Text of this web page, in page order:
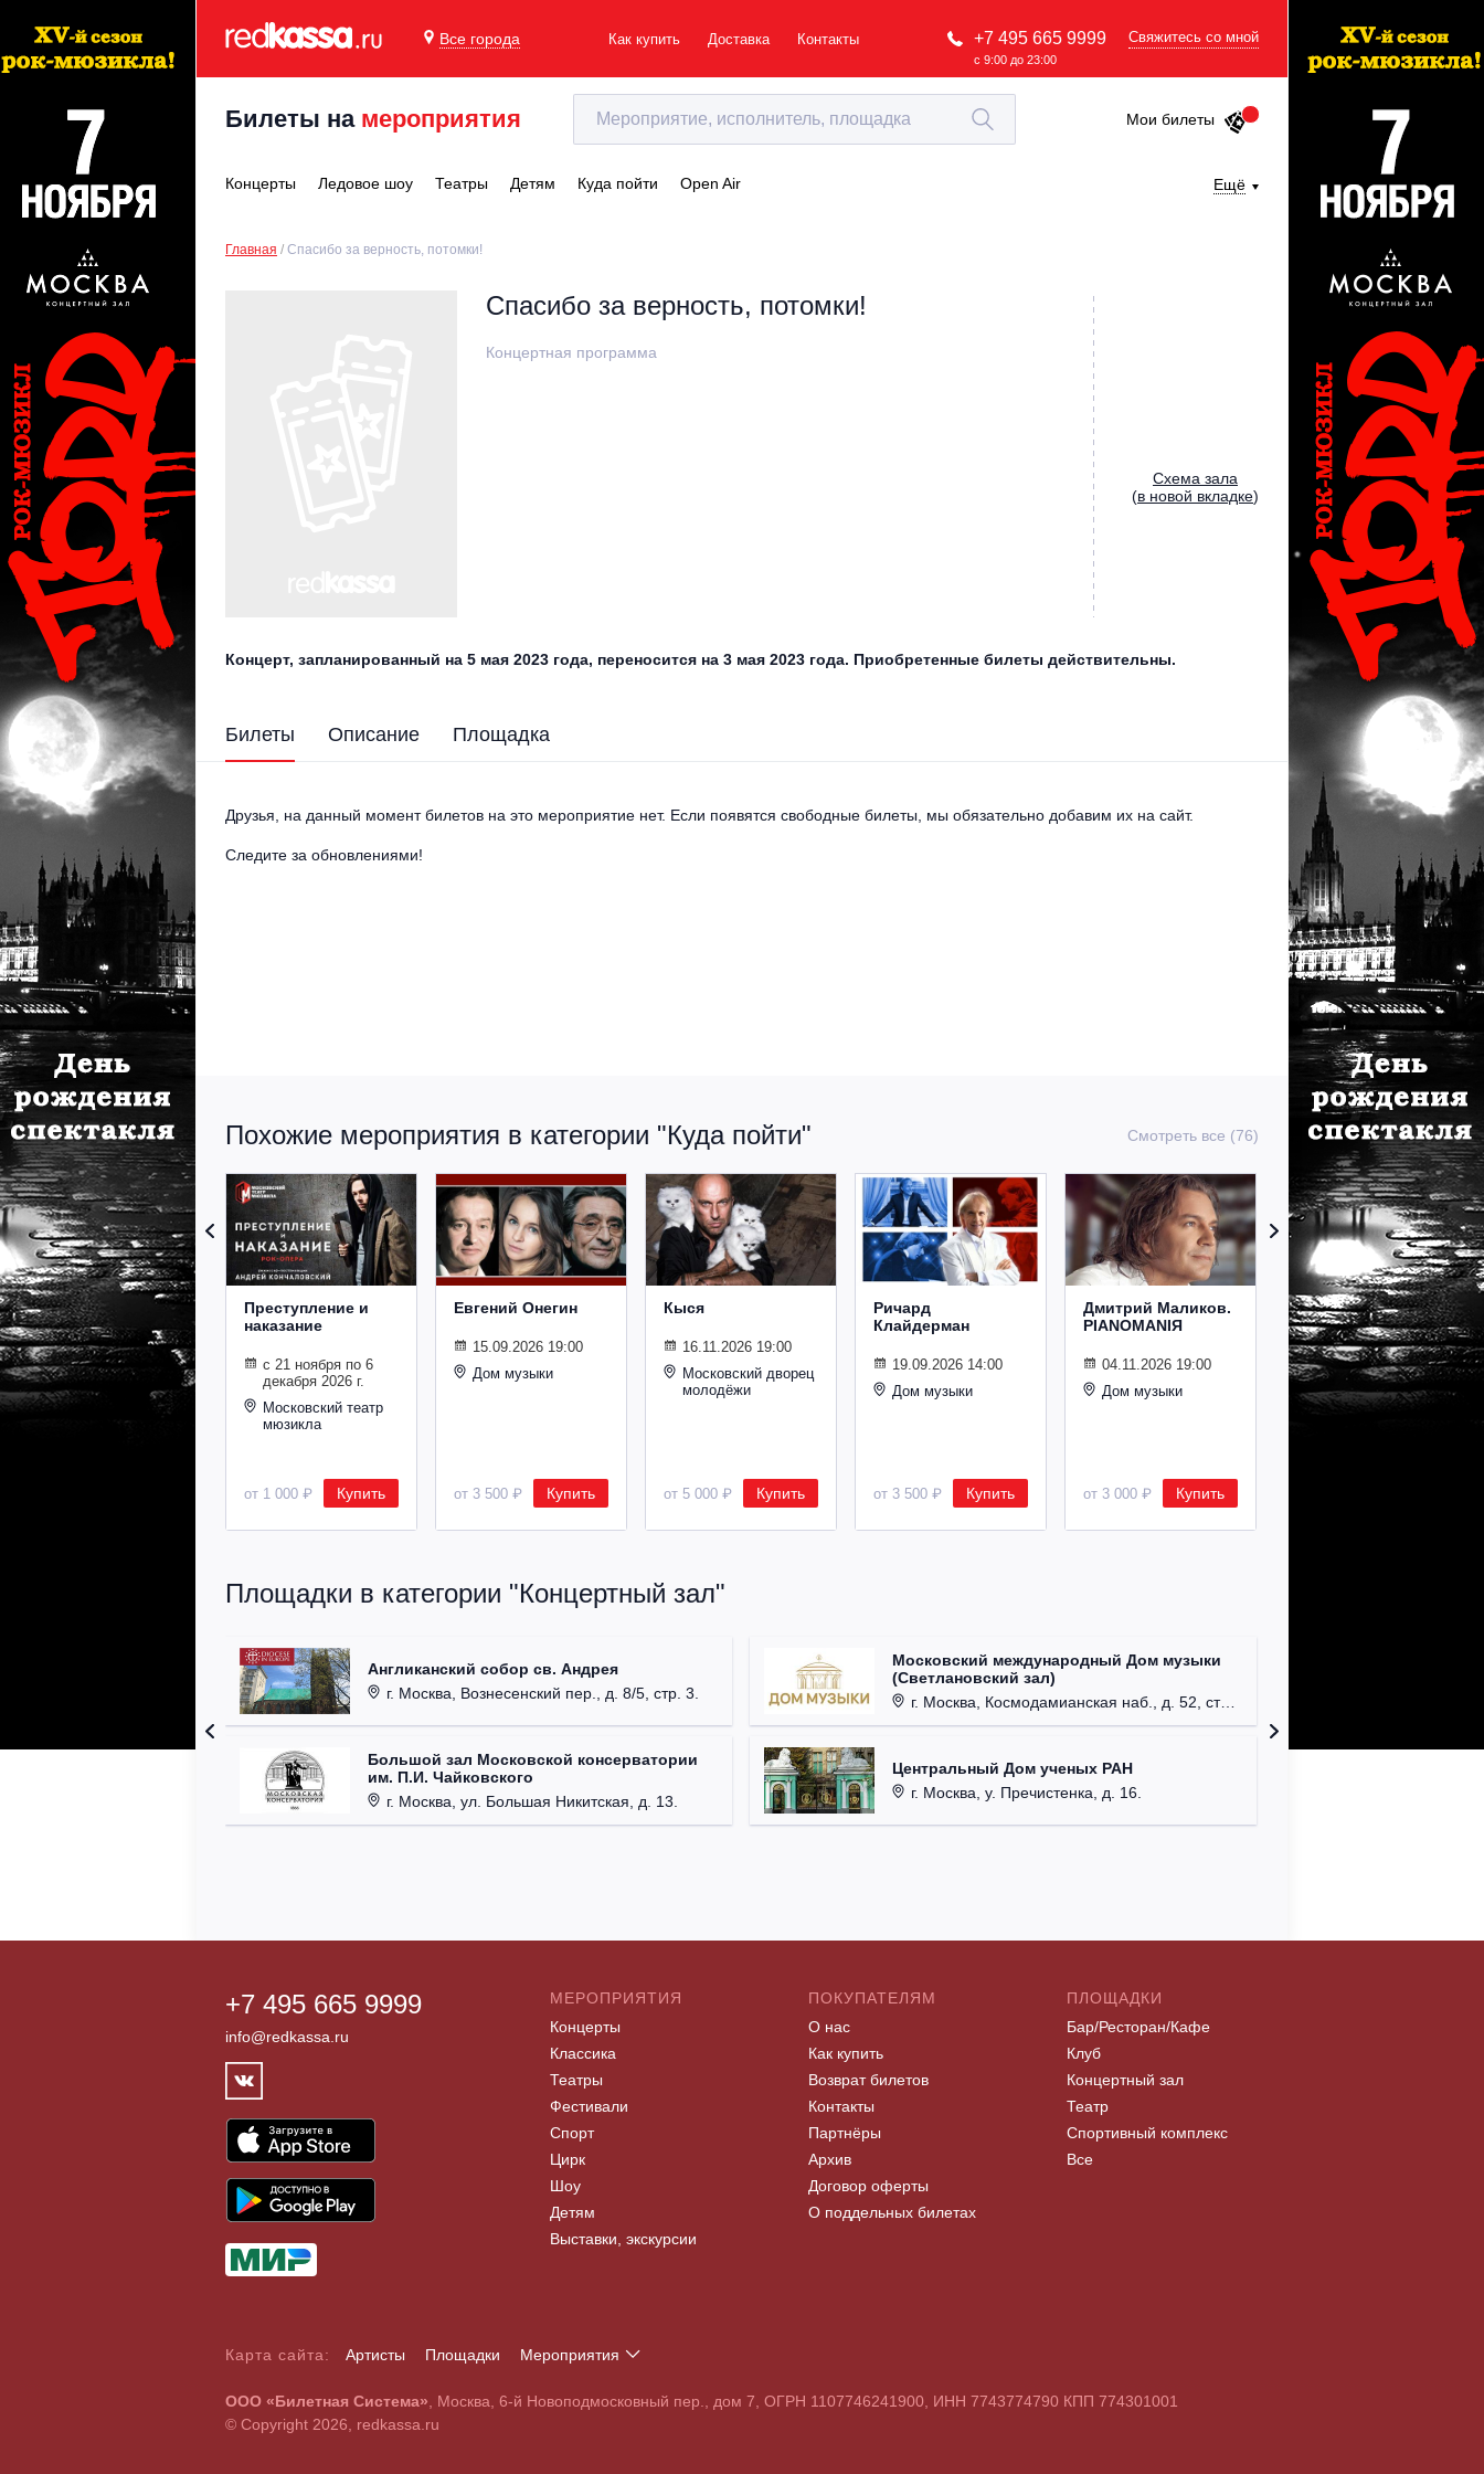
Все города Как купить Доставка Контакты +7 495 665 9999
с 9:00 до 23:00
Свяжитесь со мной
Билеты на мероприятия Мои билеты
Концерты Ледовое шоу Театры Детям Куда пойти Open Air Ещё
Главная Спасибо за верность, потомки!
Спасибо за верность, потомки!
Концертная программа
Cхема зала
(в новой вкладке)
Концерт, запланированный на 5 мая 2023 года, переносится на 3 мая 2023 года. Приобретенные билеты действительны.
Билеты Описание Площадка
Друзья, на данный момент билетов на это мероприятие нет. Если появятся свободные билеты, мы обязательно добавим их на сайт.
Следите за обновлениями!
Похожие мероприятия в категории "Куда пойти" Смотреть все (76)
Преступление и
наказание
с 21 ноября по 6
декабря 2026 г.
Московский театр
мюзикла
от 1 000 ₽ Купить
Евгений Онегин
15.09.2026 19:00
Дом музыки
от 3 500 ₽ Купить
Кыся
16.11.2026 19:00
Московский дворец
молодёжи
от 5 000 ₽ Купить
Ричард
Клайдерман
19.09.2026 14:00
Дом музыки
от 3 500 ₽ Купить
Дмитрий Маликов.
PIANOMANIЯ
04.11.2026 19:00
Дом музыки
от 3 000 ₽ Купить
Рождественский
концерт
Владимира
Спивакова
24.12.2026 19:00
Площадки в категории "Концертный зал"
Англиканский собор св. Андрея
г. Москва, Вознесенский пер., д. 8/5, стр. 3.
Большой зал Московской консерватории
им. П.И. Чайковского
г. Москва, ул. Большая Никитская, д. 13.
Московский международный Дом музыки
(Светлановский зал)
г. Москва, Космодамианская наб., д. 52, стр. 8.
Центральный Дом ученых РАН
г. Москва, у. Пречистенка, д. 16.
+7 495 665 9999
info@redkassa.ru
МЕРОПРИЯТИЯ
Концерты
Классика
Театры
Фестивали
Спорт
Цирк
Шоу
Детям
Выставки, экскурсии
ПОКУПАТЕЛЯМ
О нас
Как купить
Возврат билетов
Контакты
Партнёры
Архив
Договор оферты
О поддельных билетах
ПЛОЩАДКИ
Бар/Ресторан/Кафе
Клуб
Концертный зал
Театр
Спортивный комплекс
Все
Карта сайта: Артисты Площадки
Мероприятия
A B C D E F G H I J K L M N O P Q R S T U V W X Y Z
0 1 2 3 4 5 6 7 8 9
ООО «Билетная Система» , Москва, 6-й Новоподмосковный пер., дом 7, ОГРН 1107746241900, ИНН 7743774790 КПП 774301001
© Copyright 2026, redkassa.ru